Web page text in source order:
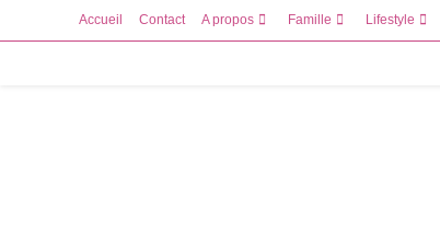
to
Accueil Contact A propos Famille Lifestyle